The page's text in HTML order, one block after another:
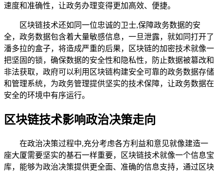
速度和准确性，让政务办理变得更加高效、便捷。
区块链技术还如同一位忠诚的卫士,保障政务数据的安
全，政务数据包含着大量敏感信息，一旦泄露，就如同打开了
潘多拉的盒子，将造成严重的后果，区块链的加密技术就像一
把坚固的锁，确保数据的安全性和隐私性，防止数据被篡改和
非法获取，政府可以利用区块链构建安全可靠的政务数据存储
和管理系统，为政务管理提供坚实的技术保障，让政务数据在
安全的环境中有序运行。
区块链技术影响政治决策走向
在政治决策过程中,充分考虑各方利益和意见就像建造一
座大厦需要坚实的基石一样重要，区块链技术就像一个信息宝
库，能够为政治决策提供更全面、准确的信息支持，通过区块